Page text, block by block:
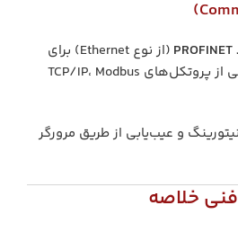
(از نوع Ethernet) برای
ارتباطات شبکه و پشتیبانی از پروتکل‌های TCP/IP، Modbus
و عیب‌یابی از طریق مرورگر
خلاصه